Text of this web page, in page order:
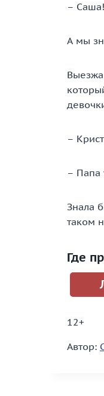
–
А мы
–
– Папа
Знала
таком
Где
12+
Автор: